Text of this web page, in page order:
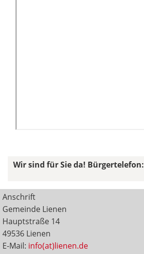
Wir sind für Sie da! Bürgertelefon:
Anschrift
Gemeinde Lienen
Hauptstraße 14
49536 Lienen
E-Mail: info(at)lienen.de